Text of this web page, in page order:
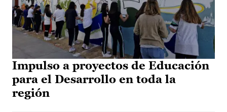
Impulso a proyectos de Educación
para el Desarrollo en toda la
región